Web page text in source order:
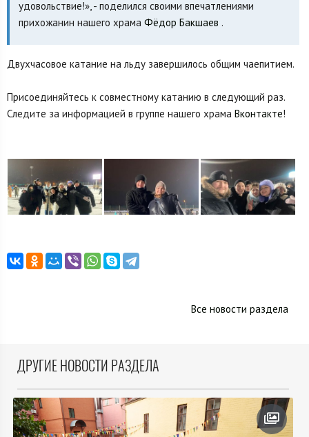
удовольствие!», - поделился своими впечатлениями
прихожанин нашего храма Фёдор Бакшаев .
Двухчасовое катание на льду завершилось общим чаепитием.
Присоединяйтесь к совместному катанию в следующий раз.
Следите за информацией в группе нашего храма Вконтакте!
Все новости раздела
ДРУГИЕ НОВОСТИ РАЗДЕЛА